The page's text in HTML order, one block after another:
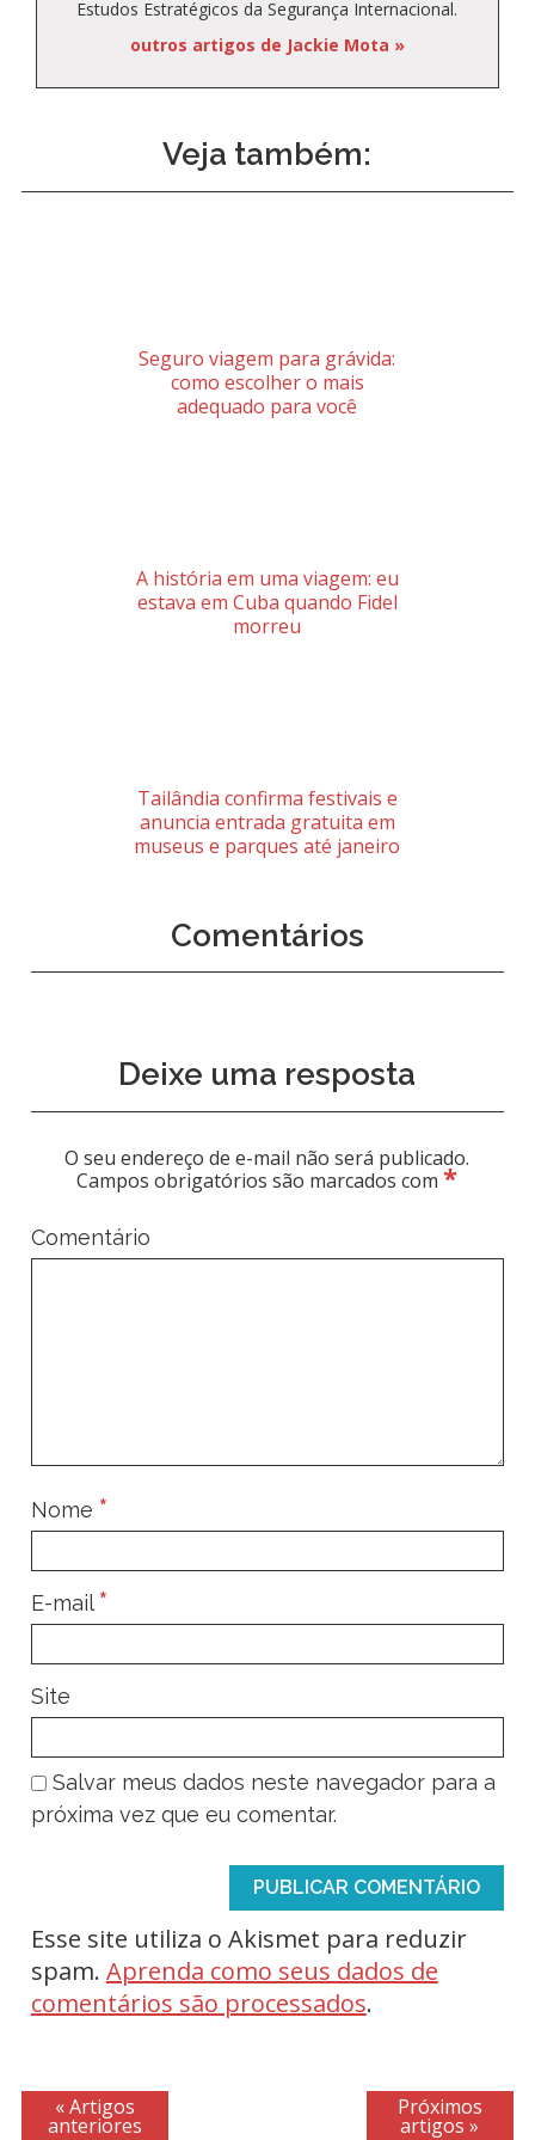
Estudos Estratégicos da Segurança Internacional.
outros artigos de Jackie Mota »
Veja também:
Seguro viagem para grávida:
como escolher o mais
adequado para você
A história em uma viagem: eu
estava em Cuba quando Fidel
morreu
Tailândia confirma festivais e
anuncia entrada gratuita em
museus e parques até janeiro
Comentários
Deixe uma resposta
O seu endereço de e-mail não será publicado.
Campos obrigatórios são marcados com*
Comentário
Nome *
E-mail *
Site
Salvar meus dados neste navegador para a
próxima vez que eu comentar.
Esse site utiliza o Akismet para reduzir
spam. Aprenda como seus dados de
comentários são processados.
« Artigos
anteriores
Próximos
artigos »